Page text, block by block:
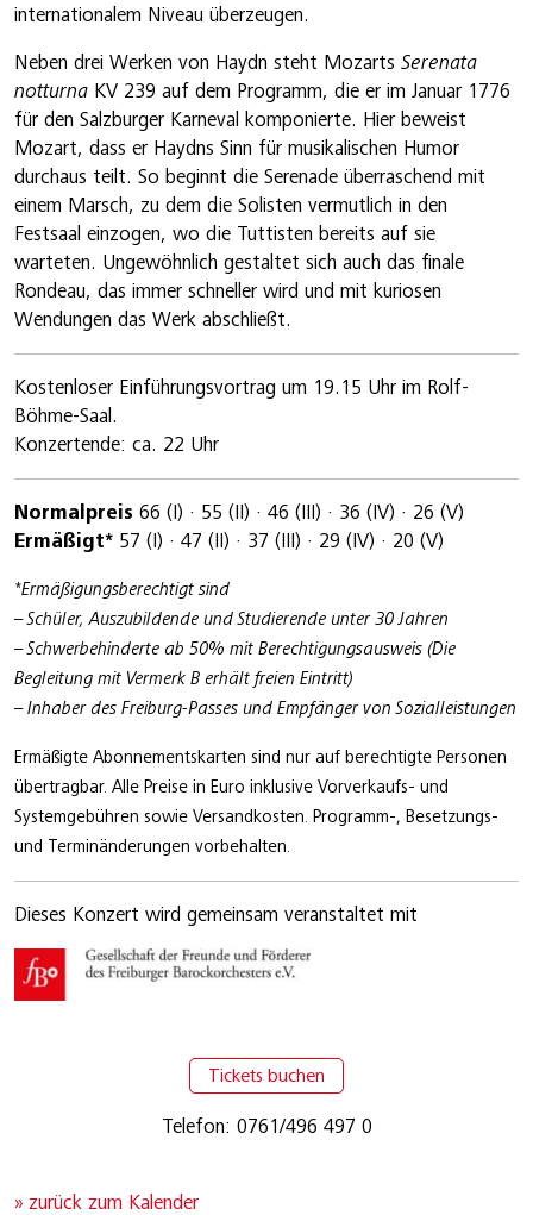
internationalem Niveau überzeugen.
Neben drei Werken von Haydn steht Mozarts Serenata
notturna KV 239 auf dem Programm, die er im Januar 1776
für den Salzburger Karneval komponierte. Hier beweist
Mozart, dass er Haydns Sinn für musikalischen Humor
durchaus teilt. So beginnt die Serenade überraschend mit
einem Marsch, zu dem die Solisten vermutlich in den
Festsaal einzogen, wo die Tuttisten bereits auf sie
warteten. Ungewöhnlich gestaltet sich auch das finale
Rondeau, das immer schneller wird und mit kuriosen
Wendungen das Werk abschließt.
Kostenloser Einführungsvortrag um 19.15 Uhr im Rolf-
Böhme-Saal.
Konzertende: ca. 22 Uhr
Normalpreis 66 (I) · 55 (II) · 46 (III) · 36 (IV) · 26 (V)
Ermäßigt* 57 (I) · 47 (II) · 37 (III) · 29 (IV) · 20 (V)
*Ermäßigungsberechtigt sind
– Schüler, Auszubildende und Studierende unter 30 Jahren
– Schwerbehinderte ab 50% mit Berechtigungsausweis (Die
Begleitung mit Vermerk B erhält freien Eintritt)
– Inhaber des Freiburg-Passes und Empfänger von Sozialleistungen
Ermäßigte Abonnementskarten sind nur auf berechtigte Personen
übertragbar. Alle Preise in Euro inklusive Vorverkaufs- und
Systemgebühren sowie Versandkosten. Programm-, Besetzungs-
und Terminänderungen vorbehalten.
Dieses Konzert wird gemeinsam veranstaltet mit
Tickets buchen
Telefon: 0761/496 497 0
» zurück zum Kalender